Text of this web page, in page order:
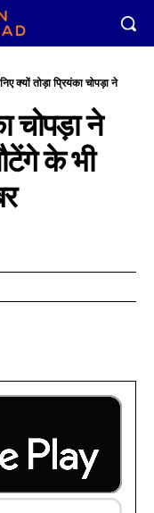
क्यों तोड़ा प्रियंका चोपड़ा ने
चोपड़ा ने
के भी